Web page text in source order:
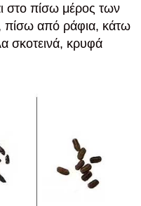
στο πίσω μέρος των
πίσω από ράφια, κάτω
σκοτεινά, κρυφά